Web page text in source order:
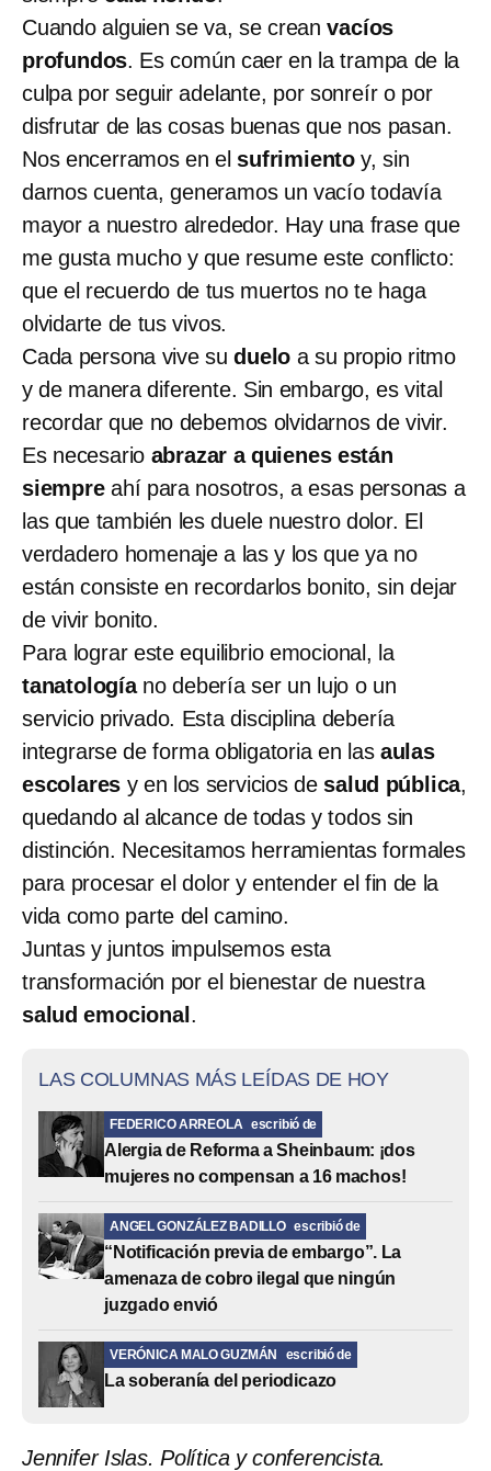
Cuando alguien se va, se creanvacíos
profundos. Es común caer en la trampa de la
culpa por seguir adelante, por sonreír o por
disfrutar de las cosas buenas que nos pasan.
Nos encerramos en el sufrimiento y, sin
darnos cuenta, generamos un vacío todavía
mayor a nuestro alrededor. Hay una frase que
me gusta mucho y que resume este conflicto:
que el recuerdo de tus muertos no te haga
olvidarte de tus vivos.
Cada persona vive suduelo a su propio ritmo
y de manera diferente. Sin embargo, es vital
recordar que no debemos olvidarnos de vivir.
Es necesario abrazar a quienes están
siempreahí para nosotros, a esas personas a
las que también les duele nuestro dolor. El
verdadero homenaje a las y los que ya no
están consiste en recordarlos bonito, sin dejar
de vivir bonito.
Para lograr este equilibrio emocional, la
tanatologíano debería ser un lujo o un
servicio privado. Esta disciplina debería
integrarse de forma obligatoria en las aulas
escolares y en los servicios de salud pública,
quedando al alcance de todas y todos sin
distinción. Necesitamos herramientas formales
para procesar el dolor y entender el fin de la
vida como parte del camino.
Juntas y juntos impulsemos esta
transformación por el bienestar de nuestra
salud emocional .
LAS COLUMNAS MÁS LEÍDAS DE HOY
FEDERICO ARREOLA escribió de
Alergia de Reforma a Sheinbaum: ¡dos
mujeres no compensan a 16 machos!
ANGEL GONZÁLEZ BADILLO escribió de
“Notificación previa de embargo”. La
amenaza de cobro ilegal que ningún
juzgado envió
VERÓNICA MALO GUZMÁN escribió de
La soberanía del periodicazo
Jennifer Islas. Política y conferencista.